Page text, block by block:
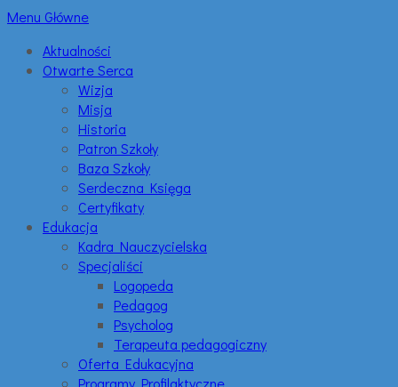
Menu Główne
Aktualności
Otwarte Serca
Wizja
Misja
Historia
Patron Szkoły
Baza Szkoły
Serdeczna Księga
Certyfikaty
Edukacja
Kadra Nauczycielska
Specjaliści
Logopeda
Pedagog
Psycholog
Terapeuta pedagogiczny
Oferta Edukacyjna
Programy Profilaktyczne